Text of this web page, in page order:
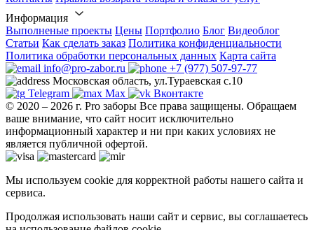
Информация
Выполненые проекты Цены Портфолио Блог Видеоблог
Статьи Как сделать заказ Политика конфиденциальности
Политика обработки персональных данных Карта сайта
info@pro-zabor.ru
+7 (977) 507-97-77
Московская область, ул.Тураевская с.10
Telegram
Max
Вконтакте
© 2020 – 2026 г. Pro заборы Все права защищены. Обращаем
ваше внимание, что сайт носит исключительно
информационный характер и ни при каких условиях не
является публичной офертой.
Мы используем cookie для корректной работы нашего сайта и
сервиса.
Продолжая использовать наши сайт и сервис, вы соглашаетесь